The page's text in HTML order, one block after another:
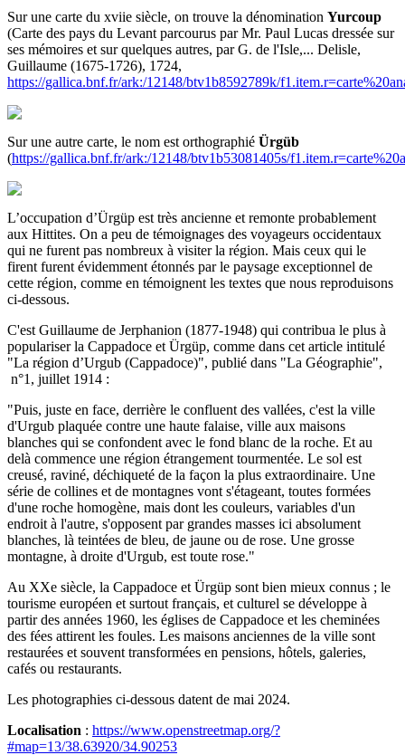
Sur une carte du xviie siècle, on trouve la dénomination Yurcoup
(Carte des pays du Levant parcourus par Mr. Paul Lucas dressée sur
ses mémoires et sur quelques autres, par G. de l'Isle,... Delisle,
Guillaume (1675-1726), 1724,
https://gallica.bnf.fr/ark:/12148/btv1b8592789k/
Sur une autre carte, le nom est orthographié Ürgüb
(https://gallica.bnf.fr/ark:/12148/btv1b53081405s/
L’occupation d’Ürgüp est très ancienne et remonte probablement
aux Hittites. On a peu de témoignages des voyageurs occidentaux
qui ne furent pas nombreux à visiter la région. Mais ceux qui le
firent furent évidemment étonnés par le paysage exceptionnel de
cette région, comme en témoignent les textes que nous reproduisons
ci-dessous.
C'est Guillaume de Jerphanion (1877-1948) qui contribua le plus à
populariser la Cappadoce et Ürgüp, comme dans cet article intitulé
"La région d’Urgub (Cappadoce)", publié dans "La Géographie",
n°1, juillet 1914 :
"Puis, juste en face, derrière le confluent des vallées, c'est la ville
d'Urgub plaquée contre une haute falaise, ville aux maisons
blanches qui se confondent avec le fond blanc de la roche. Et au
delà commence une région étrangement tourmentée. Le sol est
creusé, raviné, déchiqueté de la façon la plus extraordinaire. Une
série de collines et de montagnes vont s'étageant, toutes formées
d'une roche homogène, mais dont les couleurs, variables d'un
endroit à l'autre, s'opposent par grandes masses ici absolument
blanches, là teintées de bleu, de jaune ou de rose. Une grosse
montagne, à droite d'Urgub, est toute rose."
Au XXe siècle, la Cappadoce et Ürgüp sont bien mieux connus ; le
tourisme européen et surtout français, et culturel se développe à
partir des années 1960, les églises de Cappadoce et les cheminées
des fées attirent les foules. Les maisons anciennes de la ville sont
restaurées et souvent transformées en pensions, hôtels, galeries,
cafés ou restaurants.
Les photographies ci-dessous datent de mai 2024.
Localisation : https://www.openstreetmap.org/?
#map=13/38.63920/34.90253